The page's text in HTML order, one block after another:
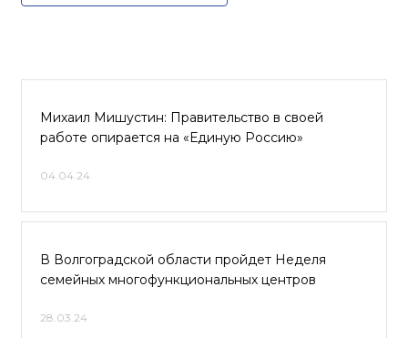
Михаил Мишустин: Правительство в своей
работе опирается на «Единую Россию»
04.04.24
В Волгоградской области пройдет Неделя
семейных многофункциональных центров
28.03.24